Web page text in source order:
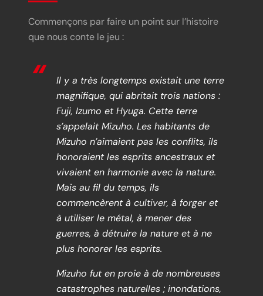
Commençons par faire un point sur l’histoire
que nous conte le jeu :
Il y a très longtemps existait une terre
magnifique, qui abritait trois nations :
Fuji, Izumo et Hyuga. Cette terre
s’appelait Mizuho. Les habitants de
Mizuho n’aimaient pas les conflits, ils
honoraient les esprits ancestraux et
vivaient en harmonie avec la nature.
Mais au fil du temps, ils
commencèrent à cultiver, à forger et
à utiliser le métal, à mener des
guerres, à détruire la nature et à ne
plus honorer les esprits.
Mizuho fut en proie à de nombreuses
catastrophes naturelles ; inondations,